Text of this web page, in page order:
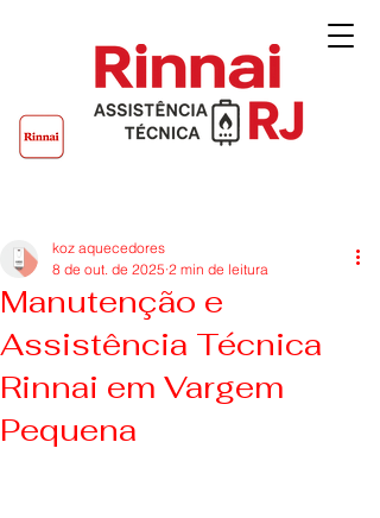
Manutenção e
Assistência Técnica
Rinnai em Vargem
Pequena
koz aquecedores
8 de out. de 2025 2 min de leitura